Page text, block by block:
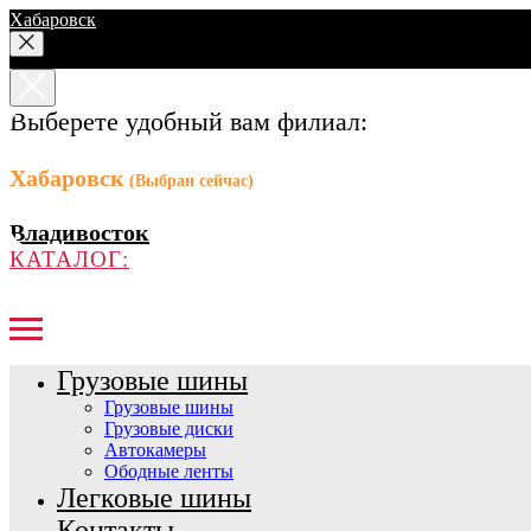
Хабаровск
Выберете удобный вам филиал:
Хабаровск (Выбран сейчас)
Владивосток
КАТАЛОГ:
Грузовые шины
Грузовые шины
Грузовые диски
Автокамеры
Ободные ленты
Легковые шины